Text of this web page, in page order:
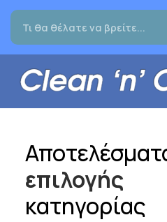
επιλογής
κατηγορίας